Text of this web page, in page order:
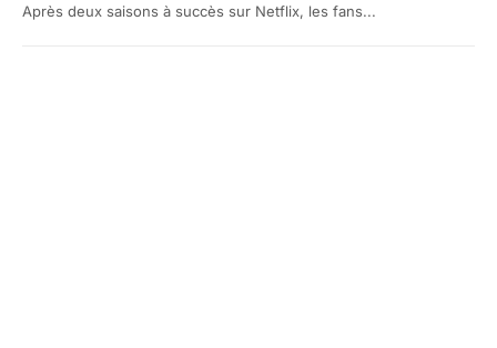
Après deux saisons à succès sur Netflix, les fans...